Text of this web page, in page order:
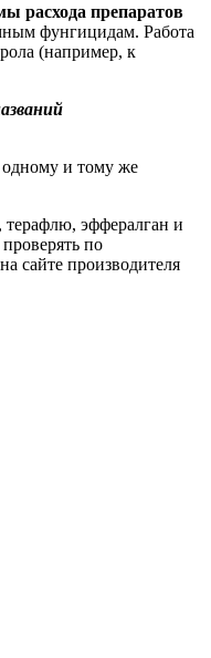
расхода препаратов
фунгицидам. Работа
(например, к
одному и тому же
терафлю, эффералган и
по
сайте производителя